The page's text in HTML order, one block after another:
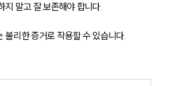
지 말고 잘 보존해야 합니다.
불리한 증거로 작용할 수 있습니다.